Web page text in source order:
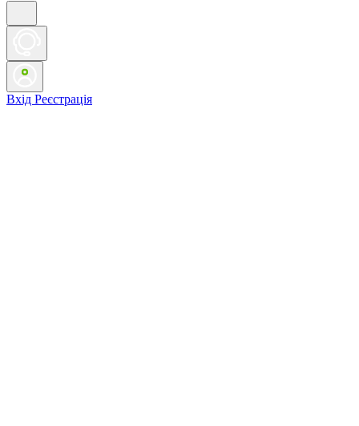
Вхід Реєстрація